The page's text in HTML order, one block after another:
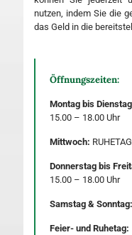
nutzen, indem Sie die
das Geld in die
Öffnungszeiten:
Montag bis
15.00 – 18.00 Uhr
Mittwoch: RUHETAG
Donnerstag bis
15.00 – 18.00 Uhr
Samstag & Sonntag:
Feier- und Ruhetag: